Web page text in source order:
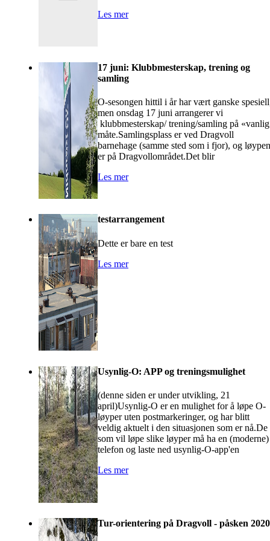
Les mer
17 juni: Klubbmesterskap, trening og
samling
O-sesongen hittil i år har vært ganske
men onsdag 17 juni arrangerer vi
klubbmesterskap/ trening/samling på
måte.Samlingsplass er ved Dragvoll
barnehage (samme sted som i fjor), og
er på Dragvollområdet.Det blir
Les mer
testarrangement
Dette er bare en test
Les mer
Usynlig-O: APP og treningsmulighet
(denne siden er under utvikling, 21
april)Usynlig-O er en mulighet for å løpe O-
løyper uten postmarkeringer, og har blitt
veldig aktuelt i den situasjonen som er nå.De
som vil løpe slike løyper må ha en (moderne)
telefon og laste ned usynlig-O-app'en
Les mer
Tur-orientering på Dragvoll - påsken 2020